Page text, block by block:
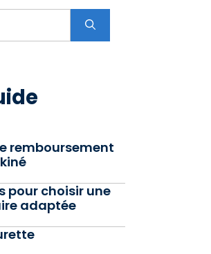
remboursement
pour choisir une
adaptée